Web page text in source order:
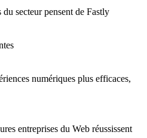
secteur pensent de Fastly
numériques plus efficaces,
entreprises du Web réussissent